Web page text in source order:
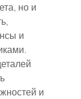
но и
и
и